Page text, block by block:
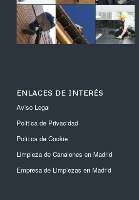
ENLACES DE INTERÉS
Aviso Legal
Politica de Privacidad
Politica de Cookie
Limpieza de Canalones en Madrid
Empresa de Limpiezas en Madrid